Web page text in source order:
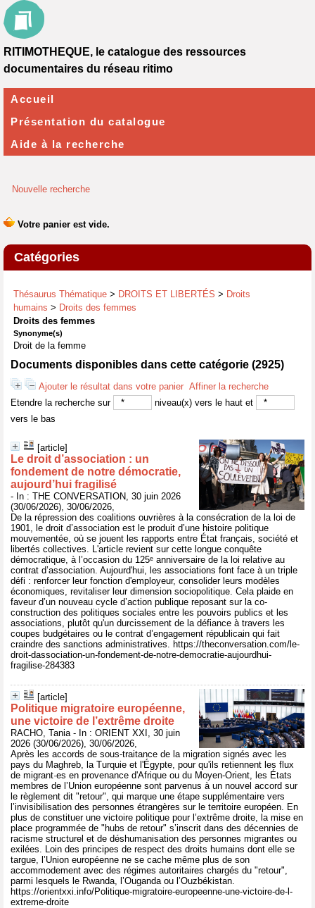
Nouvelle recherche
Catégories
Thésaurus Thématique > DROITS ET LIBERTÉS > Droits
humains > Droits des femmes
Droits des femmes
Synonyme(s)
Droit de la femme
Documents disponibles dans cette catégorie (2925)
Ajouter le résultat dans votre panier Affiner la recherche
Etendre la recherche sur
niveau(x) vers le haut et
vers le bas
[article]
Le droit d’association : un
fondement de notre démocratie,
aujourd’hui fragilisé
- In : THE CONVERSATION, 30 juin 2026
(30/06/2026), 30/06/2026,
De la répression des coalitions ouvrières à la consécration de la loi de
1901, le droit d’association est le produit d’une histoire politique
mouvementée, où se jouent les rapports entre État français, société et
libertés collectives. L'article revient sur cette longue conquête
démocratique, à l’occasion du 125ᵉ anniversaire de la loi relative au
contrat d’association. Aujourd'hui, les associations font face à un triple
défi : renforcer leur fonction d'employeur, consolider leurs modèles
économiques, revitaliser leur dimension sociopolitique. Cela plaide en
faveur d’un nouveau cycle d’action publique reposant sur la co-
construction des politiques sociales entre les pouvoirs publics et les
associations, plutôt qu'un durcissement de la défiance à travers les
coupes budgétaires ou le contrat d’engagement républicain qui fait
craindre des sanctions administratives. https://theconversation.com/le-
droit-dassociation-un-fondement-de-notre-democratie-aujourdhui-
fragilise-284383
[article]
Politique migratoire européenne,
une victoire de l’extrême droite
RACHO, Tania - In : ORIENT XXI, 30 juin
2026 (30/06/2026), 30/06/2026,
Après les accords de sous-traitance de la migration signés avec les
pays du Maghreb, la Turquie et l'Égypte, pour qu'ils retiennent les flux
de migrant·es en provenance d'Afrique ou du Moyen-Orient, les États
membres de l’Union européenne sont parvenus à un nouvel accord sur
le règlement dit "retour", qui marque une étape supplémentaire vers
l’invisibilisation des personnes étrangères sur le territoire européen. En
plus de constituer une victoire politique pour l’extrême droite, la mise en
place programmée de "hubs de retour" s’inscrit dans des décennies de
racisme structurel et de déshumanisation des personnes migrantes ou
exilées. Loin des principes de respect des droits humains dont elle se
targue, l’Union européenne ne se cache même plus de son
accommodement avec des régimes autoritaires chargés du "retour",
parmi lesquels le Rwanda, l’Ouganda ou l’Ouzbékistan.
https://orientxxi.info/Politique-migratoire-europeenne-une-victoire-de-l-
extreme-droite
RITIMOTHEQUE, le catalogue des ressources
documentaires du réseau ritimo
Accueil
Présentation du catalogue
Aide à la recherche